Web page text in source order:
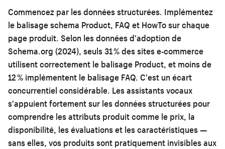
Commencez par les données structurées. Implémentez
le balisage schema Product, FAQ et HowTo sur chaque
page produit. Selon les données d'adoption de
Schema.org (2024), seuls 31 % des sites e-commerce
utilisent correctement le balisage Product, et moins de
12 % implémentent le balisage FAQ. C'est un écart
concurrentiel considérable. Les assistants vocaux
s'appuient fortement sur les données structurées pour
comprendre les attributs produit comme le prix, la
disponibilité, les évaluations et les caractéristiques —
sans elles, vos produits sont pratiquement invisibles aux